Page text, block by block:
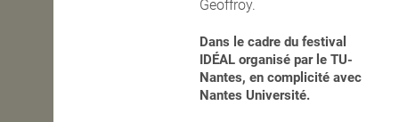
Geoffroy.
Dans le cadre du festival
IDÉAL organisé par le TU-
Nantes, en complicité avec
Nantes Université.